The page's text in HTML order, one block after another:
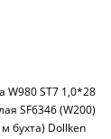
W980 ST7 1,0*28
SF6346 (W200)
бухта) Dollken